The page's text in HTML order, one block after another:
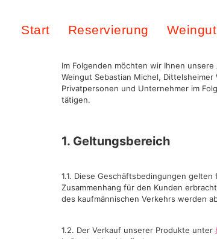
Start Reservierung Weingut
Im Folgenden möchten wir Ihnen
Weingut Sebastian Michel,
Privatpersonen und Unternehmer im
tätigen.
1. Geltungsbereich
1.1. Diese Geschäftsbedingungen
Zusammenhang für den Kunden
des kaufmännischen Verkehrs werden
1.2. Der Verkauf unserer Produkte unter